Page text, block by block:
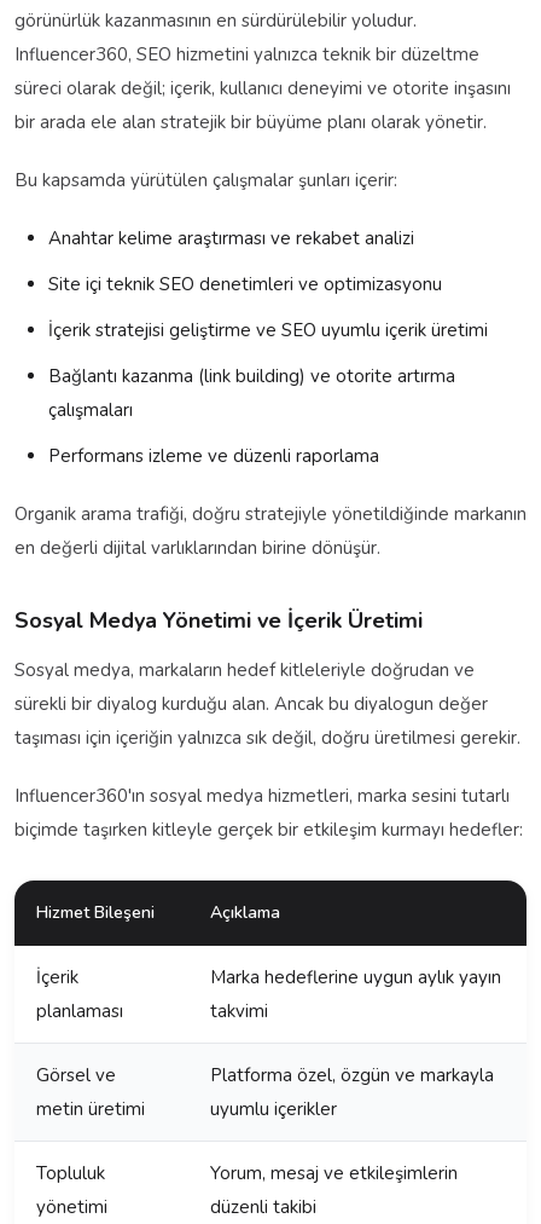
görünürlük kazanmasının en sürdürülebilir yoludur.
Influencer360, SEO hizmetini yalnızca teknik bir düzeltme
süreci olarak değil; içerik, kullanıcı deneyimi ve otorite inşasını
bir arada ele alan stratejik bir büyüme planı olarak yönetir.
Bu kapsamda yürütülen çalışmalar şunları içerir:
Anahtar kelime araştırması ve rekabet analizi
Site içi teknik SEO denetimleri ve optimizasyonu
İçerik stratejisi geliştirme ve SEO uyumlu içerik üretimi
Bağlantı kazanma (link building) ve otorite artırma
çalışmaları
Performans izleme ve düzenli raporlama
Organik arama trafiği, doğru stratejiyle yönetildiğinde markanın
en değerli dijital varlıklarından birine dönüşür.
Sosyal Medya Yönetimi ve İçerik Üretimi
Sosyal medya, markaların hedef kitleleriyle doğrudan ve
sürekli bir diyalog kurduğu alan. Ancak bu diyalogun değer
taşıması için içeriğin yalnızca sık değil, doğru üretilmesi gerekir.
Influencer360'ın sosyal medya hizmetleri, marka sesini tutarlı
biçimde taşırken kitleyle gerçek bir etkileşim kurmayı hedefler:
Hizmet Bileşeni Açıklama
İçerik
planlaması
Marka hedeflerine uygun aylık yayın
takvimi
Görsel ve
metin üretimi
Platforma özel, özgün ve markayla
uyumlu içerikler
Topluluk
yönetimi
Yorum, mesaj ve etkileşimlerin
düzenli takibi